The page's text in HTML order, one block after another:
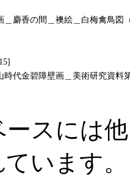
＿麝香の間＿襖絵＿白梅禽鳥図
時代金碧障壁画＿美術研究資料
スには
います。